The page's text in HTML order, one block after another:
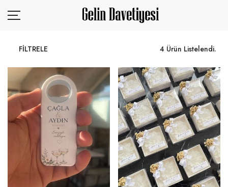
KURUMSAL
ÜRÜNLER
SİZDEN GELENLER
TASARIM YÜKLE
BLOG
FİLTRELE 4 Ürün Listelendi.